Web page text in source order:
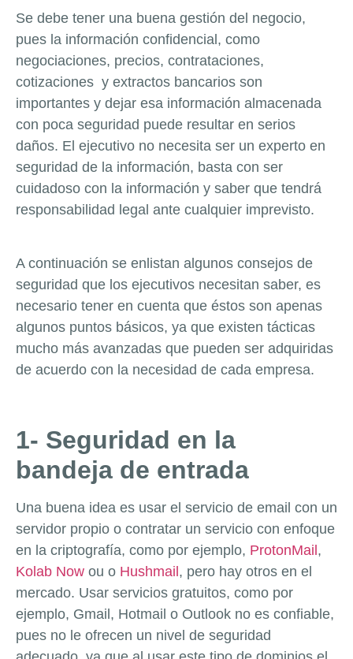
Se debe tener una buena gestión del negocio,
pues la información confidencial, como
negociaciones, precios, contrataciones,
cotizaciones y extractos bancarios son
importantes y dejar esa información almacenada
con poca seguridad puede resultar en serios
daños. El ejecutivo no necesita ser un experto en
seguridad de la información, basta con ser
cuidadoso con la información y saber que tendrá
responsabilidad legal ante cualquier imprevisto.
A continuación se enlistan algunos consejos de
seguridad que los ejecutivos necesitan saber, es
necesario tener en cuenta que éstos son apenas
algunos puntos básicos, ya que existen tácticas
mucho más avanzadas que pueden ser adquiridas
de acuerdo con la necesidad de cada empresa.
1- Seguridad en la
bandeja de entrada
Una buena idea es usar el servicio de email con un
servidor propio o contratar un servicio con enfoque
en la criptografía, como por ejemplo, ProtonMail,
Kolab Now ou o Hushmail, pero hay otros en el
mercado. Usar servicios gratuitos, como por
ejemplo, Gmail, Hotmail o Outlook no es confiable,
pues no le ofrecen un nivel de seguridad